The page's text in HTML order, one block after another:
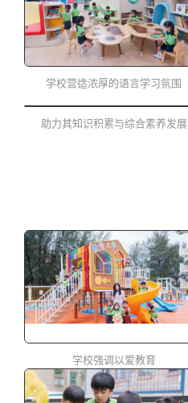
学校营造浓厚的语言学习氛围
助力其知识积累与综合素养发展
学校强调以爱教育